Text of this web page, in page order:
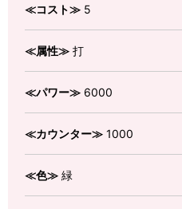
≪コスト≫ 5
≪属性≫ 打
≪パワー≫ 6000
≪カウンター≫ 1000
≪色≫ 緑